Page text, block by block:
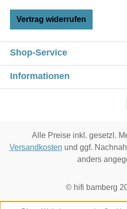
Vertrag widerrufen
Shop-Service
Informationen
Alle Preise inkl. gesetzl.
Versandkosten und ggf.
anders
© hifi bamberg